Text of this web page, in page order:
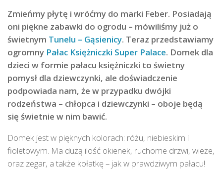
Zmieńmy płytę i wróćmy do marki Feber. Posiadają
oni piękne zabawki do ogrodu – mówiliśmy już o
świetnym Tunelu – Gąsienicy. Teraz przedstawiamy
ogromny Pałac Księżniczki Super Palace. Domek dla
dzieci w formie pałacu księżniczki to świetny
pomysł dla dziewczynki, ale doświadczenie
podpowiada nam, że w przypadku dwójki
rodzeństwa – chłopca i dziewczynki – oboje będą
się świetnie w nim bawić.
Domek jest w pięknych kolorach: różu, niebieskim i
fioletowym. Ma dużą ilość okienek, ruchome drzwi, wieże,
oraz zegar, a także kołatkę – jak w prawdziwym pałacu!